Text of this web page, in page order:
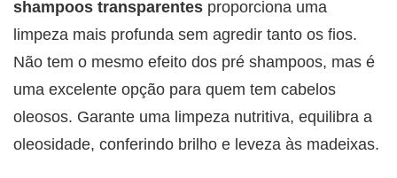
shampoos transparentes proporciona uma
limpeza mais profunda sem agredir tanto os fios.
Não tem o mesmo efeito dos pré shampoos, mas é
uma excelente opção para quem tem cabelos
oleosos. Garante uma limpeza nutritiva, equilibra a
oleosidade, conferindo brilho e leveza às madeixas.